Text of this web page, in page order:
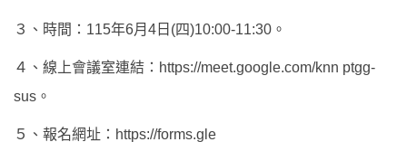
３、時間：115年6月4日(四)10:00-11:30。
４、線上會議室連結：https://meet.google.com/knn ptgg-
sus。
５、報名網址：https://forms.gle